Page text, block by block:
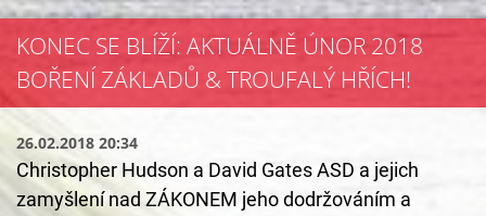
KONEC SE BLÍŽÍ: AKTUÁLNĚ ÚNOR 2018
BOŘENÍ ZÁKLADŮ & TROUFALÝ HŘÍCH!
26.02.2018 20:34
Christopher Hudson a David Gates ASD a jejich
zamyšlení nad ZÁKONEM jeho dodržováním a